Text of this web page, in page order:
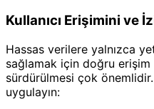
Kullanıcı Erişimini ve
Hassas verilere yalnızca
sağlamak için doğru
sürdürülmesi çok
uygulayın: